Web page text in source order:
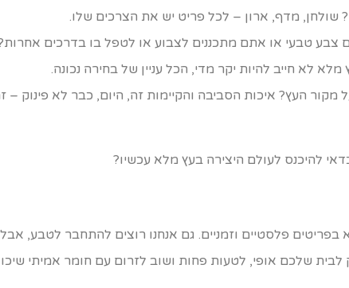
מדף, ארון – לכל פריט יש את הצרכים שלו.
צבע טבעי או אתם מתכננים לצבוע או לטפל בו בדרכים
לא חייב להיות יקר מדי, הכל עניין של בחירה נכונה.
מקור העץ? איכות הסביבה והקיימות זה, היום, כבר לא פינוק –
להיכנס לעולם היצירה בעץ מלא עכשיו?
פלסטיים וזמניים. גם אנחנו רוצים להתחבר לטבע,
שלכם אופי, לטעות פחות ושוב לזרום עם חומר אמיתי